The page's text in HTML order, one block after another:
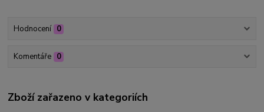
Hodnocení 0
Komentáře 0
Zboží zařazeno v kategoriích